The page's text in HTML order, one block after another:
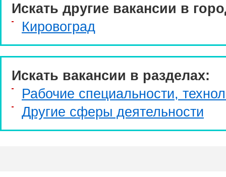
Искать другие вакансии в
Кировоград
Искать вакансии в разделах:
Рабочие специальности,
Другие сферы деятельности